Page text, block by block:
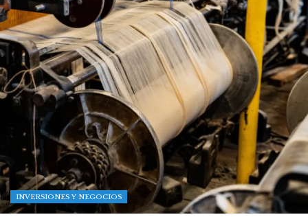
INVERSIONES Y NEGOCIOS